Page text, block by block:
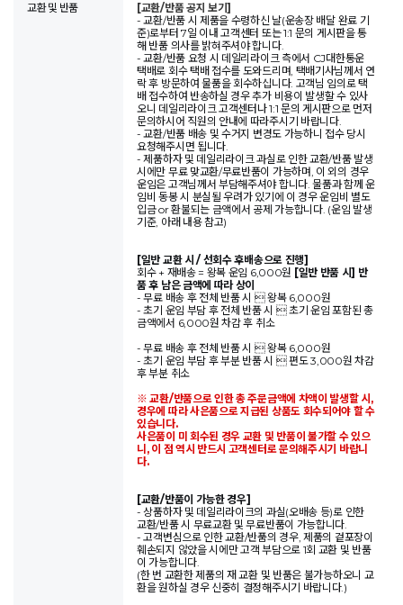
교환 및 반품
[교환/반품 공지 보기]
- 교환/반품 시 제품을 수령하신 날(운송장 배달 완료 기
준)로부터 7일 이내 고객센터 또는 1:1 문의 게시판을 통
해 반품 의사를 밝혀주셔야 합니다.
- 교환/반품 요청 시 데일리라이크 측에서 CJ대한통운
택배로 회수 택배 접수를 도와드리며, 택배기사님께서 연
락 후 방문하여 물품을 회수하십니다. 고객님 임의로 택
배 접수하여 반송하실 경우 추가 비용이 발생할 수 있사
오니 데일리라이크 고객센터나 1:1 문의 게시판으로 먼저
문의하시어 직원의 안내에 따라주시기 바랍니다.
- 교환/반품 배송 및 수거지 변경도 가능하니 접수 당시
요청해주시면 됩니다.
- 제품하자 및 데일리라이크 과실로 인한 교환/반품 발생
시에만 무료 맞교환/무료반품이 가능하며, 이 외의 경우
운임은 고객님께서 부담해주셔야 합니다. 물품과 함께 운
임비 동봉 시 분실될 우려가 있기에 이 경우 운임비 별도
입금 or 환불되는 금액에서 공제 가능합니다. (운임 발생
기준, 아래 내용 참고)
[일반 교환 시 / 선회수 후배송으로 진행]
회수 + 재배송 = 왕복 운임 6,000원 [일반 반품 시] 반
품 후 남은 금액에 따라 상이
- 무료 배송 후 전체 반품 시  왕복 6,000원
- 초기 운임 부담 후 전체 반품 시  초기 운임 포함된 총
금액에서 6,000원 차감 후 취소
- 무료 배송 후 전체 반품 시  왕복 6,000원
- 초기 운임 부담 후 부분 반품 시  편도 3,000원 차감
후 부분 취소
※ 교환/반품으로 인한 총 주문금액에 차액이 발생할 시,
경우에 따라 사은품으로 지급된 상품도 회수되어야 할 수
있습니다.
사은품이 미 회수된 경우 교환 및 반품이 불가할 수 있으
니, 이 점 역시 반드시 고객센터로 문의해주시기 바랍니
다.
[교환/반품이 가능한 경우]
- 상품하자 및 데일리라이크의 과실(오배송 등)로 인한
교환/반품 시 무료교환 및 무료반품이 가능합니다.
- 고객변심으로 인한 교환/반품의 경우, 제품의 겉포장이
훼손되지 않았을 시에만 고객 부담으로 1회 교환 및 반품
이 가능합니다.
(한 번 교환한 제품의 재 교환 및 반품은 불가능하오니 교
환을 원하실 경우 신중히 결정해주시기 바랍니다.)